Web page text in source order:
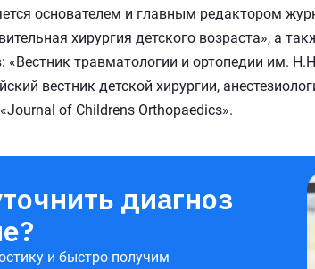
основателем и главным редактором
хирургия детского возраста», а
«Вестник травматологии и ортопедии им.
вестник детской хирургии,
of Childrens Orthopaedics».
диагноз
и быстро получим